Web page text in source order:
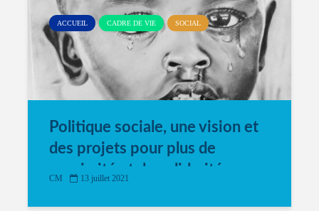
ACCUEIL CADRE DE VIE SOCIAL
Politique sociale, une vision et
des projets pour plus de
proximité et de solidarité
CM 13 juillet 2021